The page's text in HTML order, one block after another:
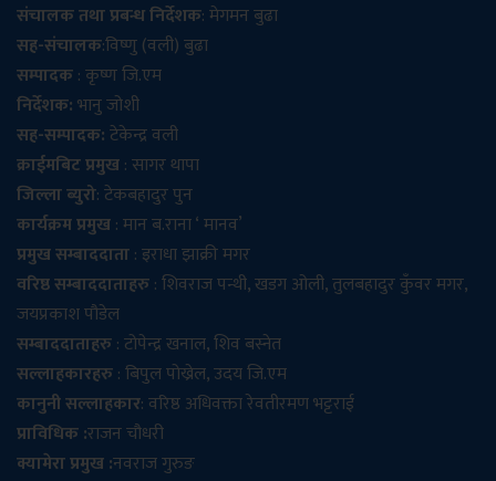
संचालक तथा प्रबन्ध निर्देशक: मेगमन बुढा
सह-संचालक:विष्णु (वली) बुढा
सम्पादक: कृष्ण जि.एम
निर्देशक:भानु जोशी
सह-सम्पादक:टेकेन्द्र वली
क्राईमबिट प्रमुख: सागर थापा
जिल्ला ब्युरो: टेकबहादुर पुन
कार्यक्रम प्रमुख: मान ब.राना ‘ मानव’
प्रमुख सम्बाददाता: इराधा झाक्री मगर
वरिष्ठ सम्बाददाताहरु: शिवराज पन्थी, खडग ओली, तुलबहादुर कुँवर मगर,
जयप्रकाश पौडेल
सम्बाददाताहरु: टोपेन्द्र खनाल, शिव बस्नेत
सल्लाहकारहरु: बिपुल पोख्रेल, उदय जि.एम
कानुनी सल्लाहकार: वरिष्ठ अधिवक्ता रेवतीरमण भट्टराई
प्राविधिक :राजन चौधरी
क्यामेरा प्रमुख :नवराज गुरुङ